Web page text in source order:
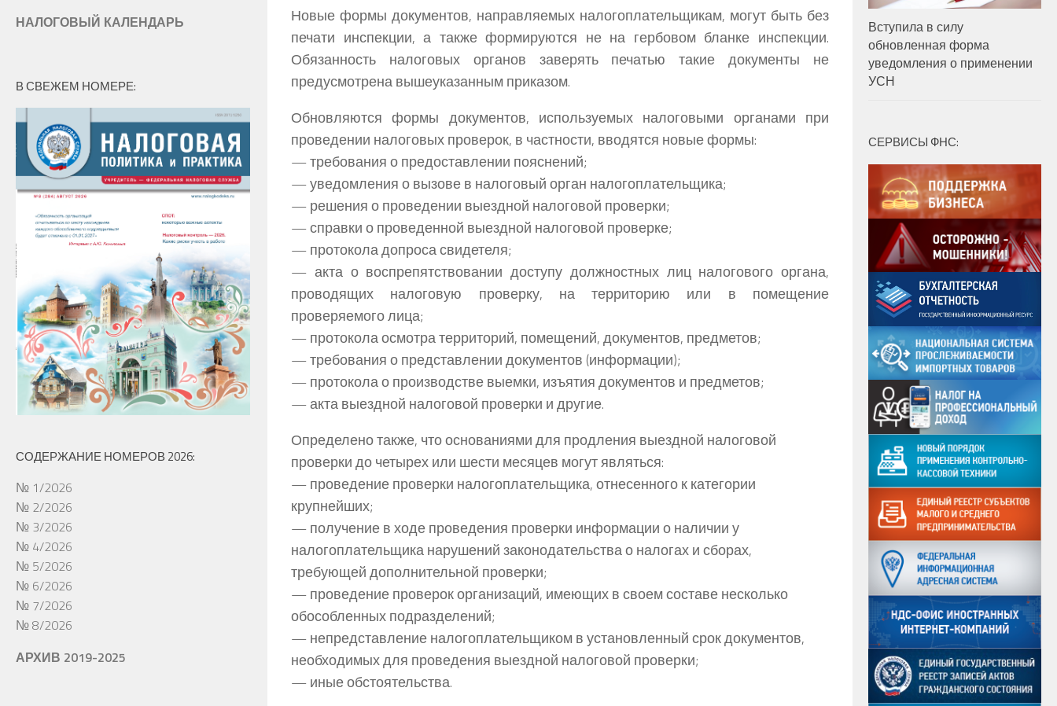
Новые формы документов, направляемых налогоплательщикам, могут быть без
печати инспекции, а также формируются не на гербовом бланке инспекции.
Обязанность налоговых органов заверять печатью такие документы не
предусмотрена вышеуказанным приказом.
Обновляются формы документов, используемых налоговыми органами при
проведении налоговых проверок, в частности, вводятся новые формы:
— требования о предоставлении пояснений;
— уведомления о вызове в налоговый орган налогоплательщика;
— решения о проведении выездной налоговой проверки;
— справки о проведенной выездной налоговой проверке;
— протокола допроса свидетеля;
— акта о воспрепятствовании доступу должностных лиц налогового органа,
проводящих налоговую проверку, на территорию или в помещение
проверяемого лица;
— протокола осмотра территорий, помещений, документов, предметов;
— требования о представлении документов (информации);
— протокола о производстве выемки, изъятия документов и предметов;
— акта выездной налоговой проверки и другие.
Определено также, что основаниями для продления выездной налоговой
проверки до четырех или шести месяцев могут являться:
— проведение проверки налогоплательщика, отнесенного к категории
крупнейших;
— получение в ходе проведения проверки информации о наличии у
налогоплательщика нарушений законодательства о налогах и сборах,
требующей дополнительной проверки;
— проведение проверок организаций, имеющих в своем составе несколько
обособленных подразделений;
— непредставление налогоплательщиком в установленный срок документов,
необходимых для проведения выездной налоговой проверки;
— иные обстоятельства.
НАЛОГОВЫЙ КАЛЕНДАРЬ
В СВЕЖЕМ НОМЕРЕ:
СОДЕРЖАНИЕ НОМЕРОВ 2026:
№ 1/2026
№ 2/2026
№ 3/2026
№ 4/2026
№ 5/2026
№ 6/2026
№ 7/2026
№ 8/2026
АРХИВ 2019-2025
Вступила в силу
обновленная форма
уведомления о применении
УСН
СЕРВИСЫ ФНС: